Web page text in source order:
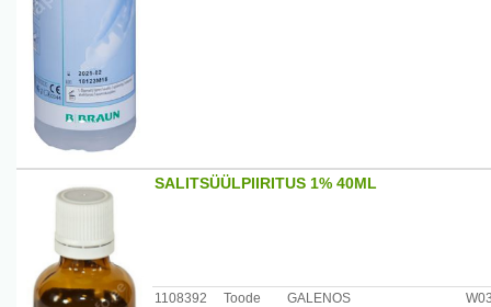
Maaletooja: B. Braun Medical OÜ, Kadaka tee 70b,
SALITSÜÜLPIIRITUS 1% 40ML
1108392 Toode GALENOS